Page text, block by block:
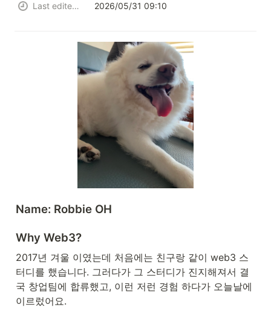
Last edited time 2026/05/31 09:10
Name: Robbie OH
Why Web3?
2017년 겨울 이였는데 처음에는 친구랑 같이 web3 스
터디를 했습니다. 그러다가 그 스터디가 진지해져서 결
국 창업팀에 합류했고, 이런 저런 경험 하다가 오늘날에
이르렀어요.